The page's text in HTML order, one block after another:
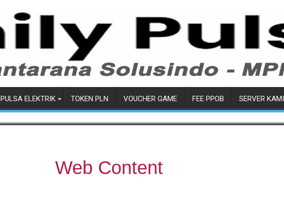
PULSA ELEKTRIK TOKEN PLN VOUCHER GAME FEE PPOB SERVER KAMI
Web Content